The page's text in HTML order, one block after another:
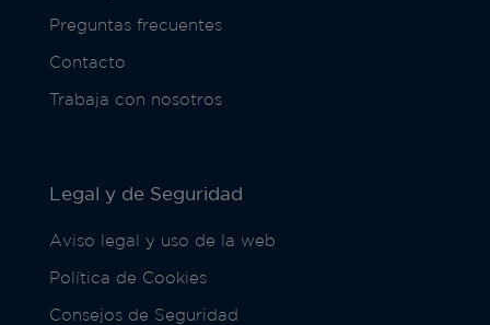
Preguntas frecuentes
Contacto
Trabaja con nosotros
Legal y de Seguridad
Aviso legal y uso de la web
Política de Cookies
Consejos de Seguridad